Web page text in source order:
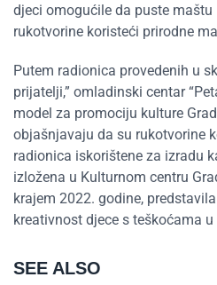
djeci omogućile da puste maštu
rukotvorine koristeći prirodne
Putem radionica provedenih u
prijatelji,” omladinski centar
model za promociju kulture
objašnjavaju da su rukotvorine
radionica iskorištene za izradu
izložena u Kulturnom centru
krajem 2022. godine,
kreativnost djece s teškoćama u
SEE ALSO